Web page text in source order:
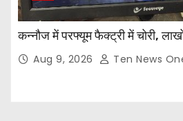
कन्नौज में परफ्यूम फैक्ट्री में चोरी,
Aug 9, 2026 Ten News